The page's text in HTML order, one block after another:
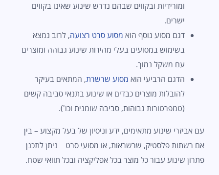
ומורידיות ובקווים שבהם נדרש שינוע שאינו בקווים
ישרים.
דגם מסוע נוסף הוא מסוע סרט רצועה, לרוב נמצא
בשימוש במסועים בעלי מהירות שינוע גבוהה ומוצרים
עם משקל נמוך.
הדגם הרביעי הוא מסוע שרשרת, המתאים בעיקר
להובלות מוצרים כבדים או שינוע בתנאי סביבה קשים
(טמפרטורות גבוהות, סביבה שומנית וכו').
עם אביזרי שינוע מתאימים, ידע וניסיון של בעל מקצוע – בין
אם רשתות פלסטיק, שרשראות, או מסועי סרט – ניתן לתכנן
פתרון שינוע עבור כל מוצר בכל אפליקציה ובכל תוואי שטח.